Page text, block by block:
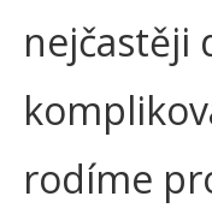
nejčastěji
rodíme